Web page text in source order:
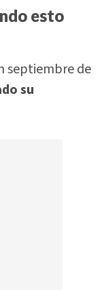
esto
septiembre de
su